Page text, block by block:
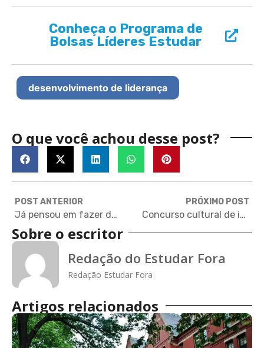
Conheça o Programa de
Bolsas Líderes Estudar
desenvolvimento de liderança
O que você achou desse post?
POST ANTERIOR
Já pensou em fazer doutorado na China? Instituição oferece 200 bolsas de PhD no país
PRÓXIMO POST
Concurso cultural de intercâmbio levará vencedor a três destinos internacionais
Sobre o escritor
Redação do Estudar Fora
Redação Estudar Fora
Artigos relacionados